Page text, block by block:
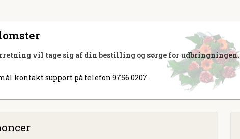
vil tage sig af din bestilling og sørge for udbringningen.
kontakt support på telefon 9756 0207.